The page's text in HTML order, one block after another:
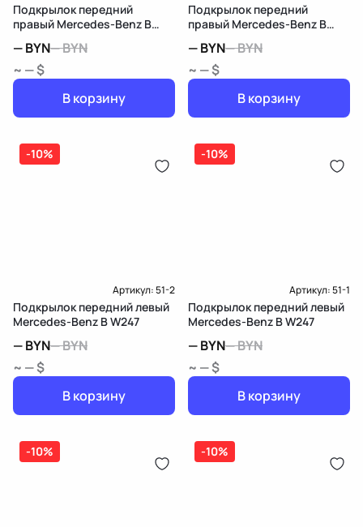
Подкрылок передний
правый Mercedes-Benz B
—BYN—BYN
~ — $
В корзину
Подкрылок передний
правый Mercedes-Benz B
—BYN—BYN
~ — $
В корзину
-10%
Артикул:51-2
Подкрылок передний левый
Mercedes-Benz B W247
—BYN—BYN
~ — $
В корзину
-10%
Артикул:51-1
Подкрылок передний левый
Mercedes-Benz B W247
—BYN—BYN
~ — $
В корзину
-10% -10%